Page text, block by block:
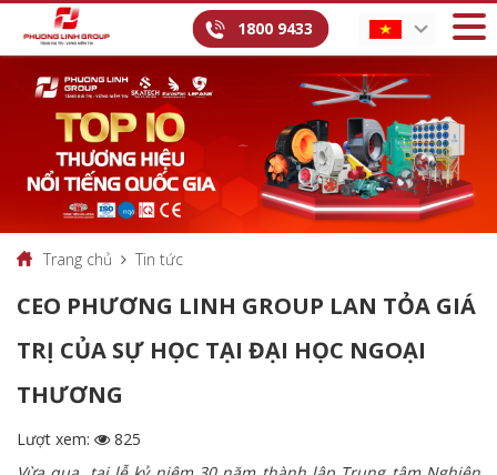
1800 9433
Trang chủ Tin tức
CEO PHƯƠNG LINH GROUP LAN TỎA GIÁ
TRỊ CỦA SỰ HỌC TẠI ĐẠI HỌC NGOẠI
THƯƠNG
Lượt xem:
825